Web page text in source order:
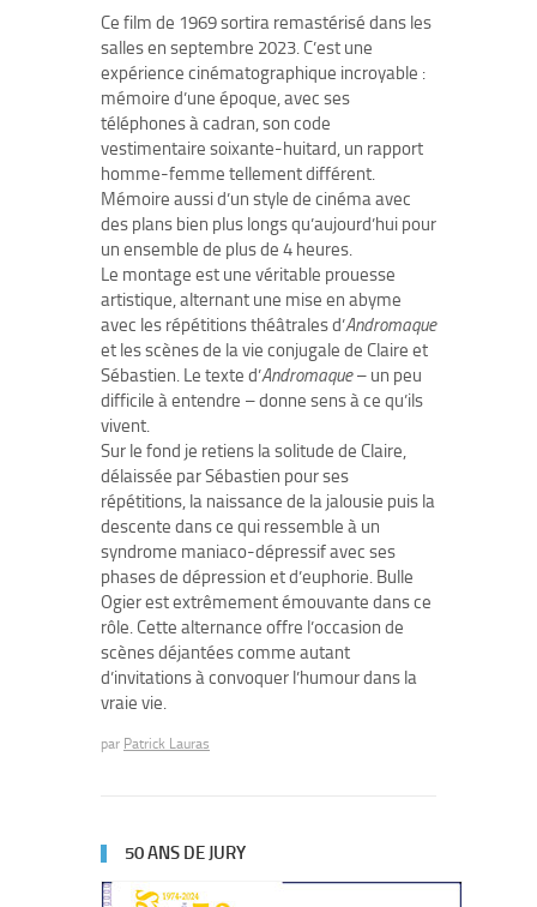
Ce film de 1969 sortira remastérisé dans les
salles en septembre 2023. C’est une
expérience cinématographique incroyable :
mémoire d’une époque, avec ses
téléphones à cadran, son code
vestimentaire soixante-huitard, un rapport
homme-femme tellement différent.
Mémoire aussi d’un style de cinéma avec
des plans bien plus longs qu’aujourd’hui pour
un ensemble de plus de 4 heures.
Le montage est une véritable prouesse
artistique, alternant une mise en abyme
avec les répétitions théâtrales d’Andromaque
et les scènes de la vie conjugale de Claire et
Sébastien. Le texte d’Andromaque– un peu
difficile à entendre – donne sens à ce qu’ils
vivent.
Sur le fond je retiens la solitude de Claire,
délaissée par Sébastien pour ses
répétitions, la naissance de la jalousie puis la
descente dans ce qui ressemble à un
syndrome maniaco-dépressif avec ses
phases de dépression et d’euphorie. Bulle
Ogier est extrêmement émouvante dans ce
rôle. Cette alternance offre l’occasion de
scènes déjantées comme autant
d’invitations à convoquer l’humour dans la
vraie vie.
par Patrick Lauras
50 ANS DE JURY